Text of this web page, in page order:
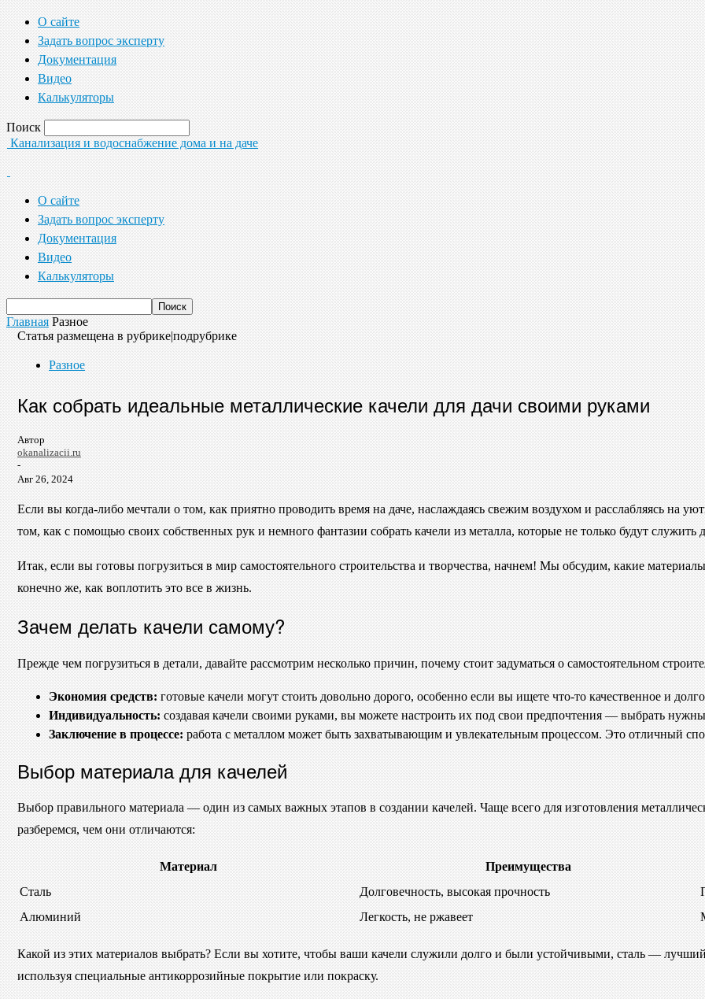
О сайте
Задать вопрос эксперту
Документация
Видео
Калькуляторы
Поиск
Канализация и водоснабжение дома и на даче
О сайте
Задать вопрос эксперту
Документация
Видео
Калькуляторы
Главная Разное
Статья размещена в рубрике|подрубрике
Разное
Как собрать идеальные металлические качели для дачи своими руками
Автор
okanalizacii.ru
-
Авг 26, 2024
Если вы когда-либо мечтали о том, как приятно проводить время на даче, наслаждаясь свежим воздухом и расслабляясь на
том, как с помощью своих собственных рук и немного фантазии собрать качели из металла, которые не только будут служить
Итак, если вы готовы погрузиться в мир самостоятельного строительства и творчества, начнем! Мы обсудим, какие
конечно же, как воплотить это все в жизнь.
Зачем делать качели самому?
Прежде чем погрузиться в детали, давайте рассмотрим несколько причин, почему стоит задуматься о самостоятельном
Экономия средств: готовые качели могут стоить довольно дорого, особенно если вы ищете что-то качественное и
Индивидуальность: создавая качели своими руками, вы можете настроить их под свои предпочтения — выбрать
Заключение в процессе: работа с металлом может быть захватывающим и увлекательным процессом. Это отличный
Выбор материала для качелей
Выбор правильного материала — один из самых важных этапов в создании качелей. Чаще всего для изготовления
разберемся, чем они отличаются:
Материал Преимущества
Сталь
Долговечность, высокая прочность
Алюминий
Легкость, не ржавеет
Какой из этих материалов выбрать? Если вы хотите, чтобы ваши качели служили долго и были устойчивыми, сталь —
используя специальные антикоррозийные покрытие или покраску.